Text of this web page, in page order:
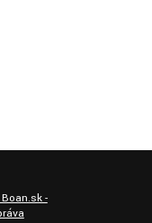
Boan.sk -